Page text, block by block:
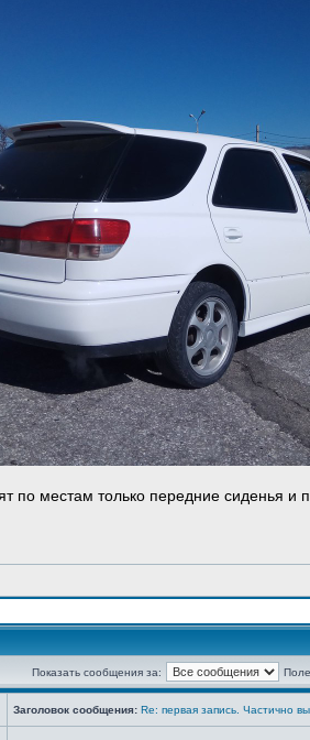
по местам только передние сиденья
Показать сообщения за:
Заголовок сообщения: Re: первая запись. Частично